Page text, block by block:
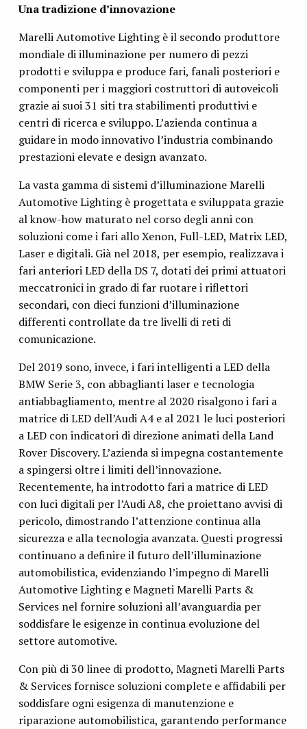
Una tradizione d’innovazione
Marelli Automotive Lighting è il secondo produttore
mondiale di illuminazione per numero di pezzi
prodotti e sviluppa e produce fari, fanali posteriori e
componenti per i maggiori costruttori di autoveicoli
grazie ai suoi 31 siti tra stabilimenti produttivi e
centri di ricerca e sviluppo. L’azienda continua a
guidare in modo innovativo l’industria combinando
prestazioni elevate e design avanzato.
La vasta gamma di sistemi d’illuminazione Marelli
Automotive Lighting è progettata e sviluppata grazie
al know-how maturato nel corso degli anni con
soluzioni come i fari allo Xenon, Full-LED, Matrix LED,
Laser e digitali. Già nel 2018, per esempio, realizzava i
fari anteriori LED della DS 7, dotati dei primi attuatori
meccatronici in grado di far ruotare i riflettori
secondari, con dieci funzioni d’illuminazione
differenti controllate da tre livelli di reti di
comunicazione.
Del 2019 sono, invece, i fari intelligenti a LED della
BMW Serie 3, con abbaglianti laser e tecnologia
antiabbagliamento, mentre al 2020 risalgono i fari a
matrice di LED dell’Audi A4 e al 2021 le luci posteriori
a LED con indicatori di direzione animati della Land
Rover Discovery. L’azienda si impegna costantemente
a spingersi oltre i limiti dell’innovazione.
Recentemente, ha introdotto fari a matrice di LED
con luci digitali per l’Audi A8, che proiettano avvisi di
pericolo, dimostrando l’attenzione continua alla
sicurezza e alla tecnologia avanzata. Questi progressi
continuano a definire il futuro dell’illuminazione
automobilistica, evidenziando l’impegno di Marelli
Automotive Lighting e Magneti Marelli Parts &
Services nel fornire soluzioni all’avanguardia per
soddisfare le esigenze in continua evoluzione del
settore automotive.
Con più di 30 linee di prodotto, Magneti Marelli Parts
& Services fornisce soluzioni complete e affidabili per
soddisfare ogni esigenza di manutenzione e
riparazione automobilistica, garantendo performance